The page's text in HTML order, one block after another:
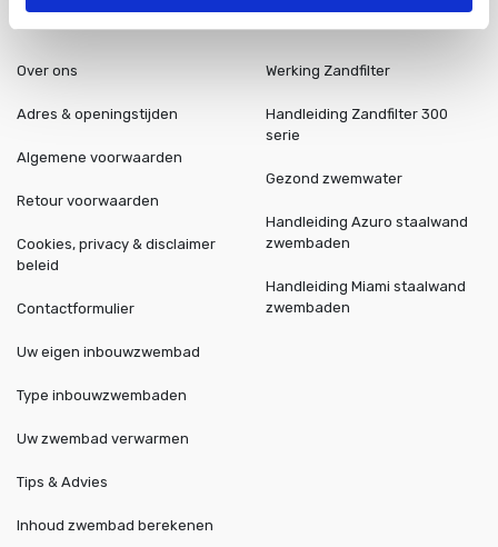
Over ons
Adres & openingstijden
Algemene voorwaarden
Retour voorwaarden
Cookies, privacy & disclaimer
beleid
Contactformulier
Werking Zandfilter
Handleiding Zandfilter 300
serie
Gezond zwemwater
Handleiding Azuro staalwand
zwembaden
Handleiding Miami staalwand
zwembaden
Uw eigen inbouwzwembad
Type inbouwzwembaden
Uw zwembad verwarmen
Tips & Advies
Inhoud zwembad berekenen